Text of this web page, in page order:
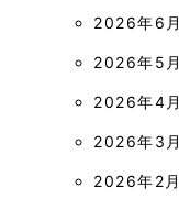
2026年6月
2026年5月
2026年4月
2026年3月
2026年2月